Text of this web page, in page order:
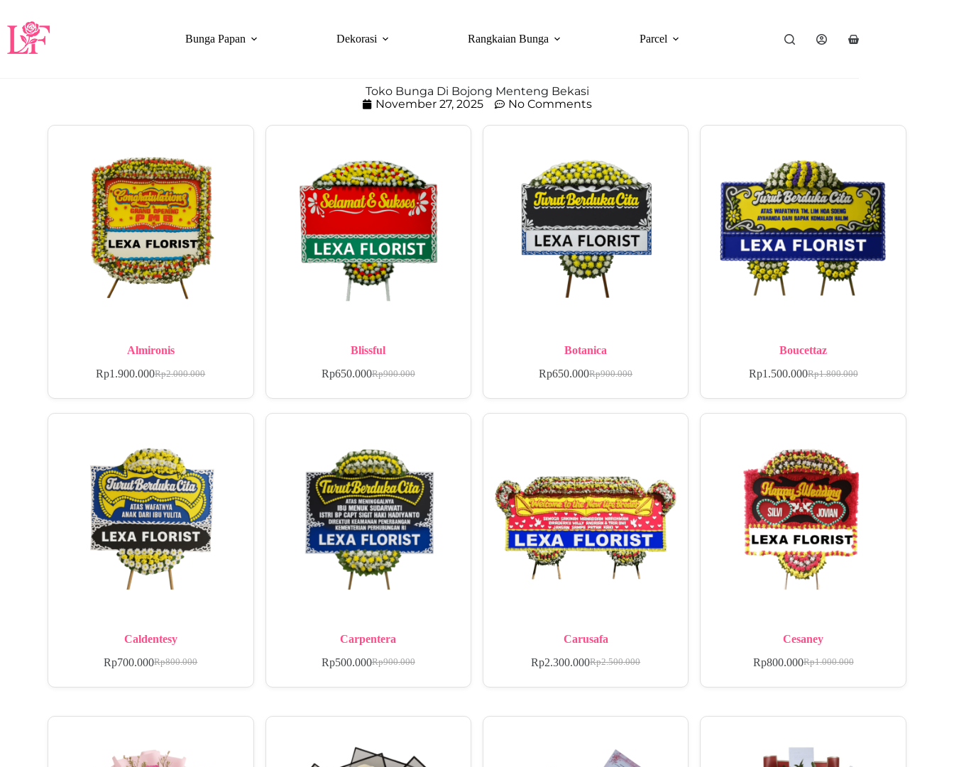
Bunga Papan Dekorasi Rangkaian Bunga Parcel
Toko Bunga Di Bojong Menteng Bekasi
November 27, 2025
No Comments
Almironis
Rp2.000.000
Rp1.900.000
Blissful
Rp900.000
Rp650.000
Botanica
Rp900.000
Rp650.000
Boucettaz
Rp1.800.000
Rp1.500.000
Caldentesy
Rp800.000
Rp700.000
Carpentera
Rp900.000
Rp500.000
Carusafa
Rp2.500.000
Rp2.300.000
Cesaney
Rp1.000.000
Rp800.000